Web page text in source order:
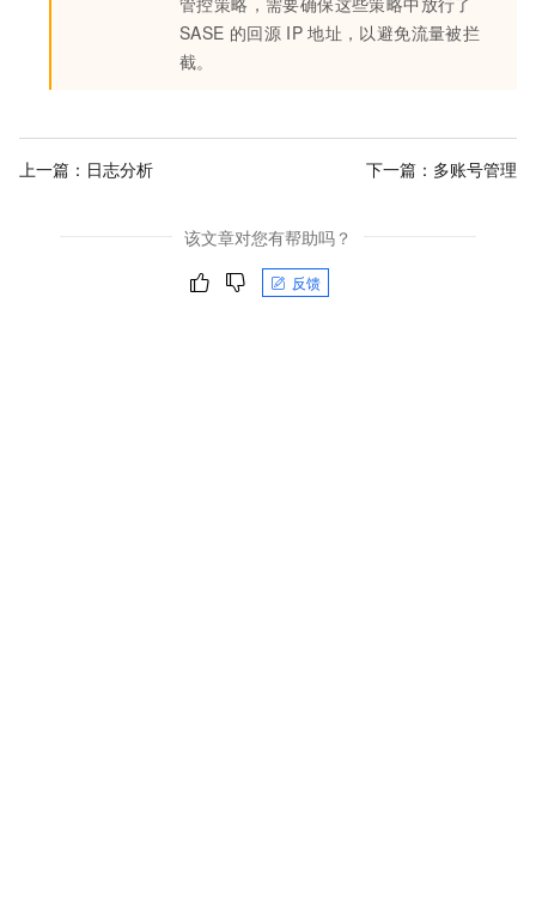
SASE 的回源 IP 地址，以避免流量被拦
截。
上一篇： 日志分析 下一篇： 多账号管理
该文章对您有帮助吗？
反馈